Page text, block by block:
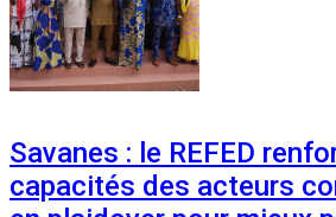
Savanes : le REFED
capacités des acteurs